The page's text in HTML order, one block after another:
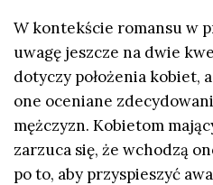
W kontekście romansu w
uwagę jeszcze na dwie
dotyczy położenia kobiet,
one oceniane
mężczyzn. Kobietom
zarzuca się, że wchodzą
po to, aby przyspieszyć